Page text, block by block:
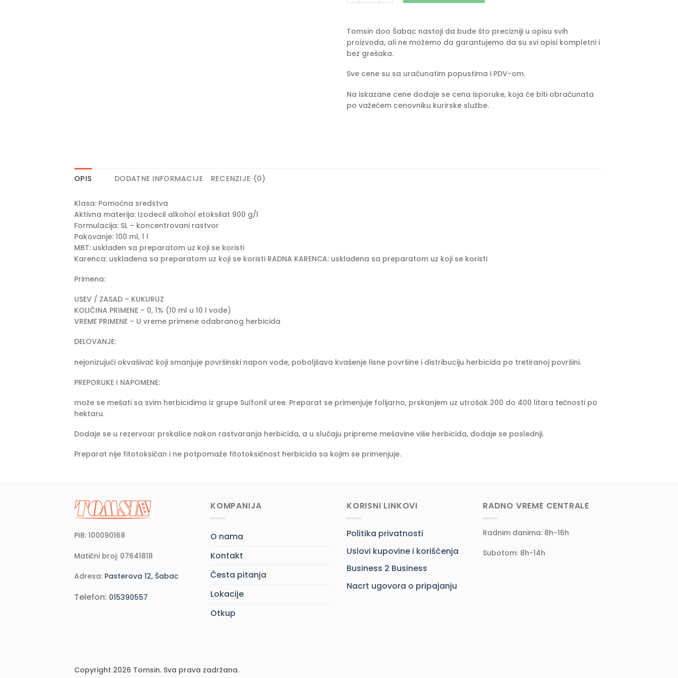
Tomsin doo Šabac nastoji da bude što precizniji u opisu svih
proizvoda, ali ne možemo da garantujemo da su svi opisi kompletni i
bez grešaka.
Sve cene su sa uračunatim popustima i PDV-om.
Na iskazane cene dodaje se cena isporuke, koja će biti obračunata
po važećem cenovniku kurirske službe.
OPIS DODATNE INFORMACIJE RECENZIJE (0)
Klasa: Pomoćna sredstva
Aktivna materija: Izodecil alkohol etoksilat 900 g/l
Formulacija: SL – koncentrovani rastvor
Pakovanje: 100 ml, 1 l
MBT: usklađen sa preparatom uz koji se koristi
Karenca: usklađena sa preparatom uz koji se koristi RADNA KARENCA: usklađena sa preparatom uz koji se koristi
Primena:
USEV / ZASAD – KUKURUZ
KOLIČINA PRIMENE – 0, 1% (10 ml u 10 l vode)
VREME PRIMENE – U vreme primene odabranog herbicida
DELOVANJE:
nejonizujući okvašivač koji smanjuje površinski napon vode, poboljšava kvašenje lisne površine i distribuciju herbicida po tretiranoj površini.
PREPORUKE I NAPOMENE:
može se mešati sa svim herbicidima iz grupe Sulfonil uree. Preparat se primenjuje folijarno, prskanjem uz utrošak 200 do 400 litara tečnosti po
hektaru.
Dodaje se u rezervoar prskalice nakon rastvaranja herbicida, a u slučaju pripreme mešavine više herbicida, dodaje se poslednji.
Preparat nije fitotoksičan i ne potpomaže fitotoksičnost herbicida sa kojim se primenjuje.
PIB: 100090168
Matični broj: 07641818
Adresa: Pasterova 12, Šabac
Telefon: 015390557
KOMPANIJA
O nama
Kontakt
Česta pitanja
Lokacije
Otkup
KORISNI LINKOVI
Politika privatnosti
Uslovi kupovine i korišćenja
Business 2 Business
Nacrt ugovora o pripajanju
RADNO VREME CENTRALE
Radnim danima: 8h-16h
Subotom: 8h-14h
Copyright 2026 Tomsin. Sva prava zadržana.